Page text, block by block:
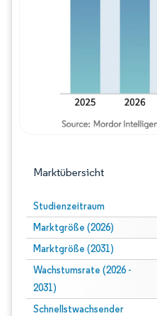
Marktübersicht
Studienzeitraum
Marktgröße (2026)
Marktgröße (2031)
Wachstumsrate (2026 -
2031)
Schnellstwachsender